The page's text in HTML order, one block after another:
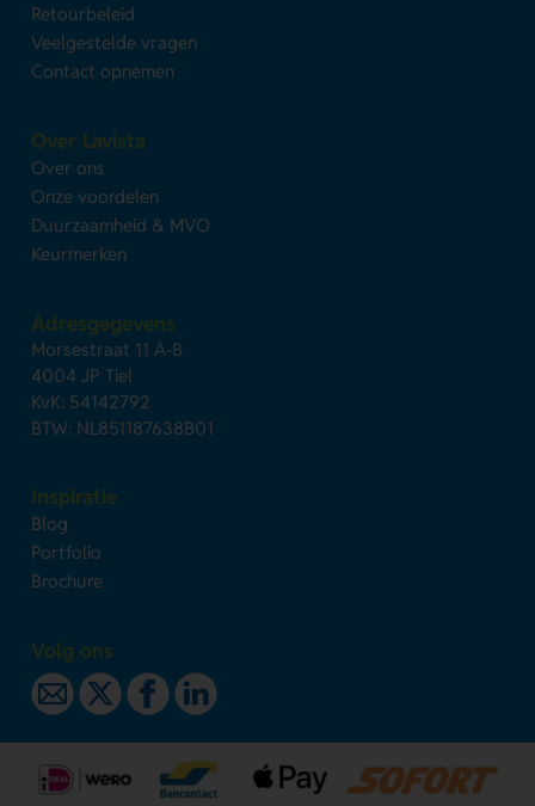
Retourbeleid
Veelgestelde vragen
Contact opnemen
Over Lavista
Over ons
Onze voordelen
Duurzaamheid & MVO
Keurmerken
Adresgegevens
Morsestraat 11 A-B
4004 JP Tiel
KvK: 54142792
BTW: NL851187638B01
Inspiratie
Blog
Portfolio
Brochure
Volg ons